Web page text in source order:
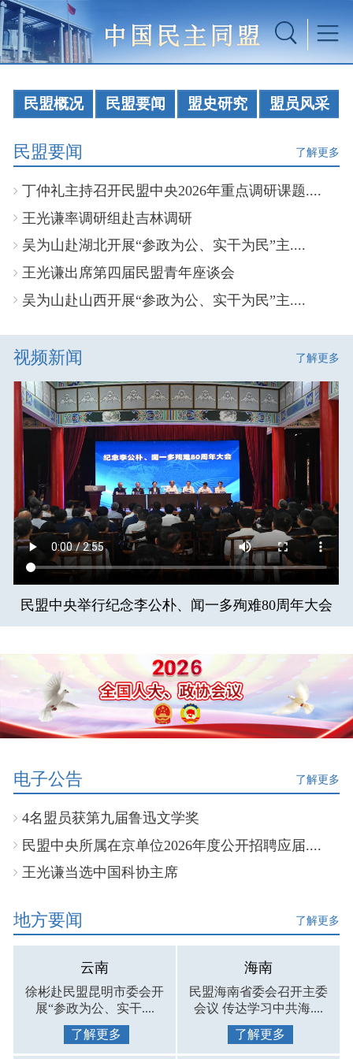
民盟概况 民盟要闻 盟史研究 盟员风采
民盟要闻 了解更多
丁仲礼主持召开民盟中央2026年重点调研课题....
王光谦率调研组赴吉林调研
吴为山赴湖北开展“参政为公、实干为民”主....
王光谦出席第四届民盟青年座谈会
吴为山赴山西开展“参政为公、实干为民”主....
视频新闻 了解更多
民盟中央举行纪念李公朴、闻一多殉难80周年大会
电子公告 了解更多
4名盟员获第九届鲁迅文学奖
民盟中央所属在京单位2026年度公开招聘应届....
王光谦当选中国科协主席
地方要闻 了解更多
云南
徐彬赴民盟昆明市委会开
展“参政为公、实干....
了解更多
海南
民盟海南省委会召开主委
会议 传达学习中共海....
了解更多